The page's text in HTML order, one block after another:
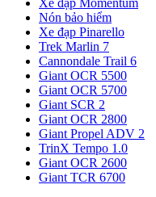
Xe đạp Momentum
Nón bảo hiểm
Xe đạp Pinarello
Trek Marlin 7
Cannondale Trail 6
Giant OCR 5500
Giant OCR 5700
Giant SCR 2
Giant OCR 2800
Giant Propel ADV 2
TrinX Tempo 1.0
Giant OCR 2600
Giant TCR 6700